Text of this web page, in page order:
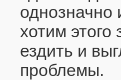
хотим
ездить и
проблемы.